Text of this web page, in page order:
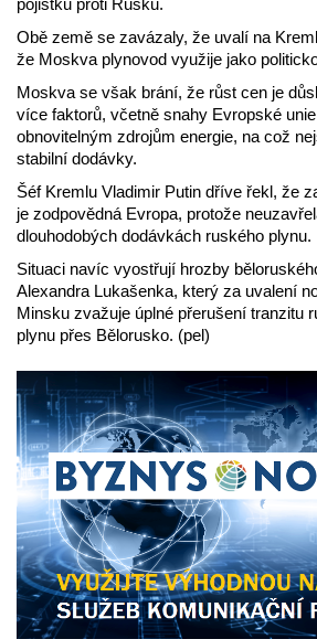
pojistku proti Rusku.
Obě země se zavázaly, že uvalí na
že Moskva plynovod využije jako
Moskva se však brání, že růst cen je
více faktorů, včetně snahy Evropské
obnovitelným zdrojům energie, na což
stabilní dodávky.
Šéf Kremlu Vladimir Putin dříve řekl, že
je zodpovědná Evropa, protože
dlouhodobých dodávkách ruského plynu.
Situaci navíc vyostřují hrozby
Alexandra Lukašenka, který za uvalení
Minsku zvažuje úplné přerušení tranzitu
plynu přes Bělorusko. (pel)